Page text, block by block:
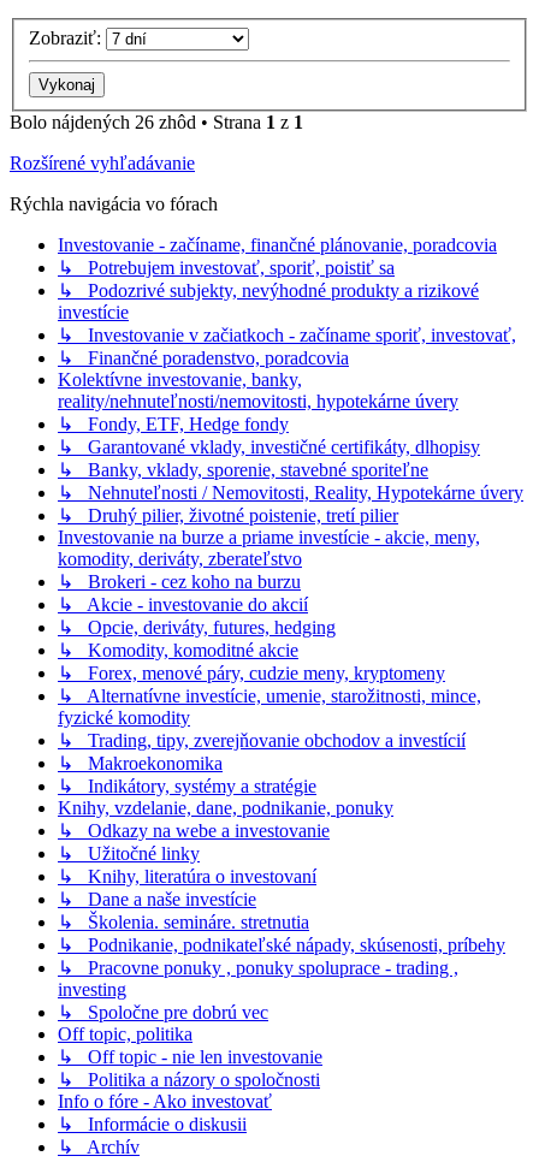
Zobraziť:
Bolo nájdených 26 zhôd • Strana 1 z 1
Rozšírené vyhľadávanie
Rýchla navigácia vo fórach
Investovanie - začíname, finančné plánovanie, poradcovia
↳ Potrebujem investovať, sporiť, poistiť sa
↳ Podozrivé subjekty, nevýhodné produkty a rizikové
investície
↳ Investovanie v začiatkoch - začíname sporiť, investovať,
↳ Finančné poradenstvo, poradcovia
Kolektívne investovanie, banky,
reality/nehnuteľnosti/nemovitosti, hypotekárne úvery
↳ Fondy, ETF, Hedge fondy
↳ Garantované vklady, investičné certifikáty, dlhopisy
↳ Banky, vklady, sporenie, stavebné sporiteľne
↳ Nehnuteľnosti / Nemovitosti, Reality, Hypotekárne úvery
↳ Druhý pilier, životné poistenie, tretí pilier
Investovanie na burze a priame investície - akcie, meny,
komodity, deriváty, zberateľstvo
↳ Brokeri - cez koho na burzu
↳ Akcie - investovanie do akcií
↳ Opcie, deriváty, futures, hedging
↳ Komodity, komoditné akcie
↳ Forex, menové páry, cudzie meny, kryptomeny
↳ Alternatívne investície, umenie, starožitnosti, mince,
fyzické komodity
↳ Trading, tipy, zverejňovanie obchodov a investícií
↳ Makroekonomika
↳ Indikátory, systémy a stratégie
Knihy, vzdelanie, dane, podnikanie, ponuky
↳ Odkazy na webe a investovanie
↳ Užitočné linky
↳ Knihy, literatúra o investovaní
↳ Dane a naše investície
↳ Školenia. semináre. stretnutia
↳ Podnikanie, podnikateľské nápady, skúsenosti, príbehy
↳ Pracovne ponuky , ponuky spoluprace - trading ,
investing
↳ Spoločne pre dobrú vec
Off topic, politika
↳ Off topic - nie len investovanie
↳ Politika a názory o spoločnosti
Info o fóre - Ako investovať
↳ Informácie o diskusii
↳ Archív